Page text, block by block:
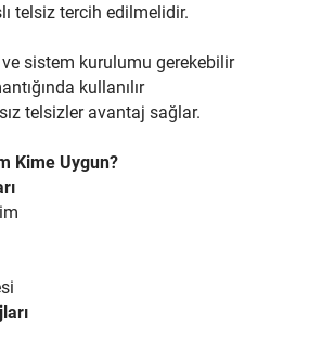
telsiz tercih edilmelidir.
ve sistem kurulumu gerekebilir
kullanılır
telsizler avantaj sağlar.
Kime Uygun?